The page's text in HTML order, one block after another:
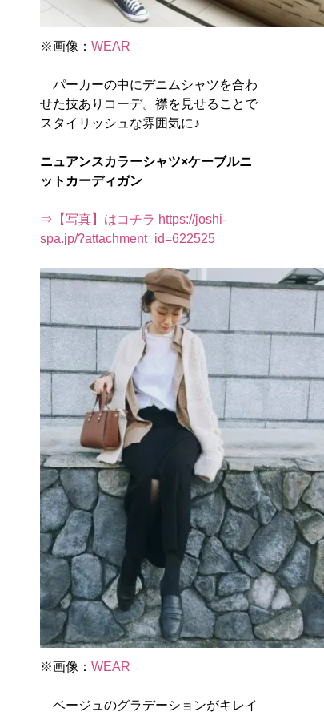
※画像： WEAR
パーカーの中にデニムシャツを合わ
せた技ありコーデ。襟を見せることで
スタイリッシュな雰囲気に♪
ニュアンスカラーシャツ×ケーブルニ
ットカーディガン
⇒【写真】はコチラ https://joshi-
spa.jp/?attachment_id=622525
※画像： WEAR
ベージュのグラデーションがキレイ